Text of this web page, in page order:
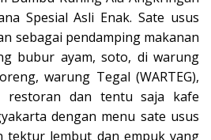
Spesial Asli Enak. Sate usus
sebagai pendamping makanan
bubur ayam, soto, di warung
warung Tegal (WARTEG),
restoran dan tentu saja kafe
dengan menu sate usus
tektur lembut dan empuk yang